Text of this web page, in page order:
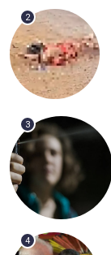
2
3
4